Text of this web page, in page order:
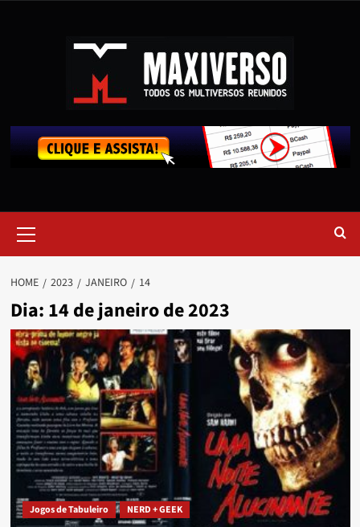
HOME 2023 JANEIRO 14
Dia: 14 de janeiro de 2023
Jogos de Tabuleiro NERD + GEEK